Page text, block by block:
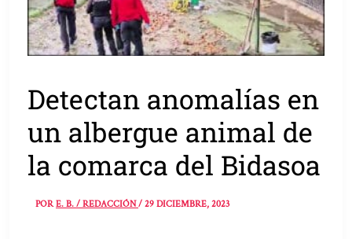
Detectan anomalías en
un albergue animal de
la comarca del Bidasoa
PORE. B. / REDACCIÓN/29 DICIEMBRE, 2023